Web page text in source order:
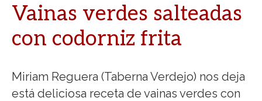
Vainas verdes salteadas
con codorniz frita
Miriam Reguera (Taberna Verdejo) nos deja
está deliciosa receta de vainas verdes con